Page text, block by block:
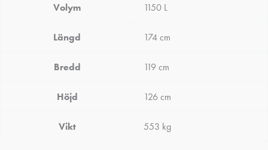
Volym 1150 L
Längd 174 cm
Bredd 119 cm
Höjd 126 cm
Vikt 553 kg